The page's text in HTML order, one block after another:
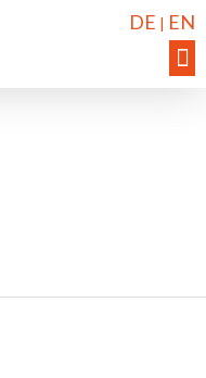
DE | EN